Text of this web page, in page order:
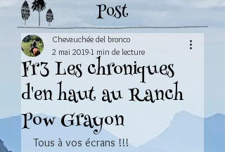
Post
Fr3 Les chroniques
d'en haut au Ranch
Pow Grayon
Chevauchée del bronco
2 mai 2019 1 min de lecture
Tous à vos écrans !!!